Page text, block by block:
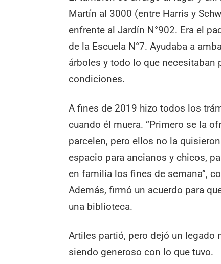
Martín al 3000 (entre Harris y
enfrente al Jardín N°902. Era el
de la Escuela N°7. Ayudaba a
árboles y todo lo que necesitaban
condiciones.
A fines de 2019 hizo todos los
cuando él muera. “Primero se la
parcelen, pero ellos no la
espacio para ancianos y chicos,
en familia los fines de semana”,
Además, firmó un acuerdo para
una biblioteca.
Artiles partió, pero dejó un legado
siendo generoso con lo que tuvo.